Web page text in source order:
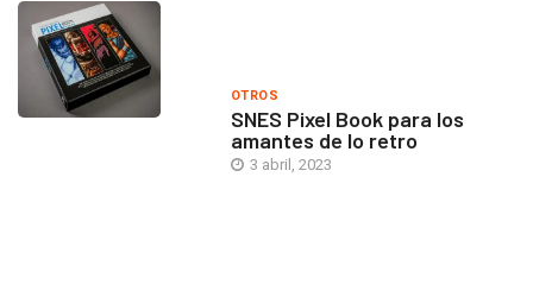
OTROS
SNES Pixel Book para los
amantes de lo retro
3 abril, 2023